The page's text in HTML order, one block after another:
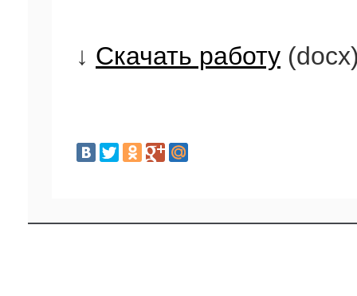
↓ Скачать работу